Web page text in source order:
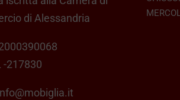
di Alessandria
-217830